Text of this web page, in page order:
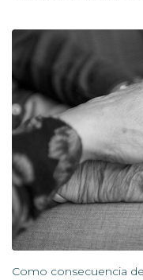
Como consecuencia